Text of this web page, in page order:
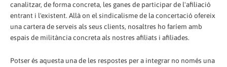
canalitzar, de forma concreta, les ganes de participar de l'afiliació
entrant i l'existent. Allà on el sindicalisme de la concertació ofereix
una cartera de serveis als seus clients, nosaltres ho faríem amb
espais de militància concreta als nostres afiliats i afiliades.
Potser és aquesta una de les respostes per a integrar no només una